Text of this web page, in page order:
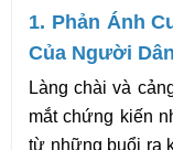
1. Phản Ánh
Của Người
Làng chài và
mắt chứng kiến
từ những buổi ra